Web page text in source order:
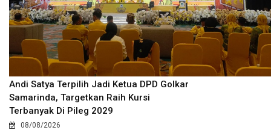
Andi Satya Terpilih Jadi Ketua DPD Golkar
Samarinda, Targetkan Raih Kursi
Terbanyak Di Pileg 2029
08/08/2026